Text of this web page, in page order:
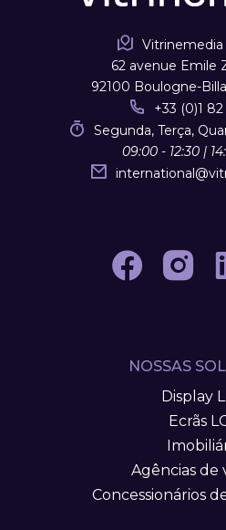
62 avenue Emile
92100 Boulogne-
+33 (0)1
Segunda, Terça,
09:00 - 12:30 |
international@
NOSSAS
Display
Ecrãs
Agências de
Concessionários